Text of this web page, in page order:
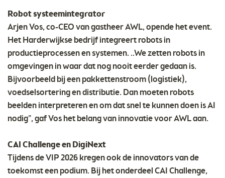
Robot systeemintegrator
Arjen Vos, co-CEO van gastheer AWL, opende het event.
Het Harderwijkse bedrijf integreert robots in
productieprocessen en systemen. ..We zetten robots in
omgevingen in waar dat nog nooit eerder gedaan is.
Bijvoorbeeld bij een pakkettenstroom (logistiek),
voedselsortering en distributie. Dan moeten robots
beelden interpreteren en om dat snel te kunnen doen is AI
nodig”, gaf Vos het belang van innovatie voor AWL aan.
CAI Challenge en DigiNext
Tijdens de VIP 2026 kregen ook de innovators van de
toekomst een podium. Bij het onderdeel CAI Challenge,